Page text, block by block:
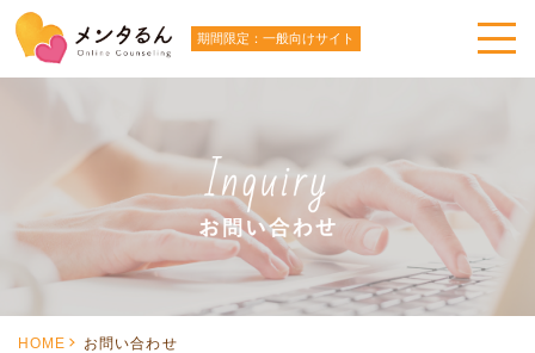
期間限定：一般向けサイト
HOME お問い合わせ